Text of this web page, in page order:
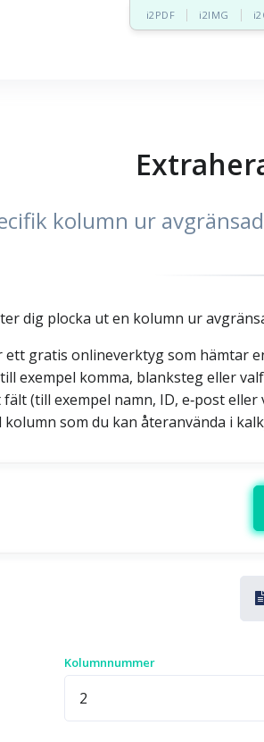
i2PDF i2IMG
kolumn ur
dig plocka ut en kolumn ur
gratis onlineverktyg som hämtar
exempel komma, blanksteg eller
(till exempel namn, ID, e‑post
som du kan återanvända i
Kolumnnummer